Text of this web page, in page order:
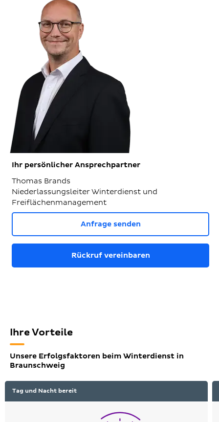
Ihr persönlicher Ansprechpartner
Thomas Brands
Niederlassungsleiter Winterdienst und
Freiflächenmanagement
Anfrage senden
Rückruf vereinbaren
Ihre Vorteile
Unsere Erfolgsfaktoren beim Winterdienst in
Braunschweig
Tag und Nacht bereit